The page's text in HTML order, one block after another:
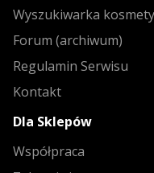
Wyszukiwarka
Forum (archiwum)
Regulamin Serwisu
Kontakt
Dla Sklepów
Współpraca